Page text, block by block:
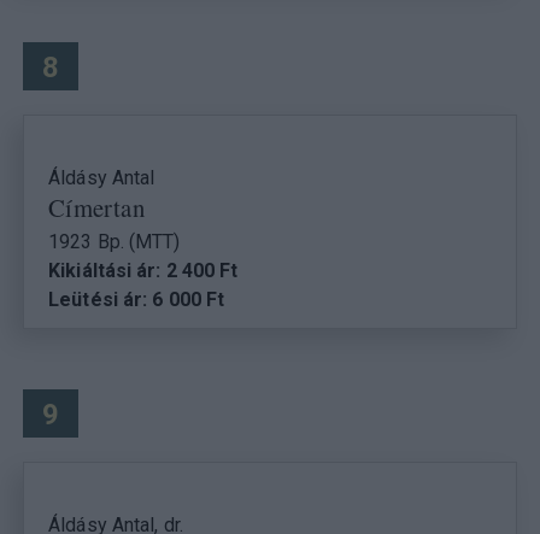
8
Áldásy Antal
Címertan
1923 Bp. (MTT)
Kikiáltási ár: 2 400 Ft
Leütési ár: 6 000 Ft
9
Áldásy Antal, dr.